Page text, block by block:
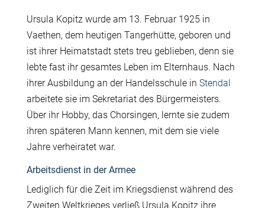
Ursula Kopitz wurde am 13. Februar 1925 in
Vaethen, dem heutigen Tangerhütte, geboren und
ist ihrer Heimatstadt stets treu geblieben, denn sie
lebte fast ihr gesamtes Leben im Elternhaus. Nach
ihrer Ausbildung an der Handelsschule in Stendal
arbeitete sie im Sekretariat des Bürgermeisters.
Über ihr Hobby, das Chorsingen, lernte sie zudem
ihren späteren Mann kennen, mit dem sie viele
Jahre verheiratet war.
Arbeitsdienst in der Armee
Lediglich für die Zeit im Kriegsdienst während des
Zweiten Weltkrieges verließ Ursula Kopitz ihre